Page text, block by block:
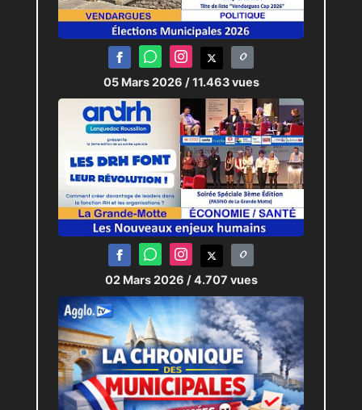
05 Mars 2026 / 11.463 vues
02 Mars 2026 / 4.707 vues